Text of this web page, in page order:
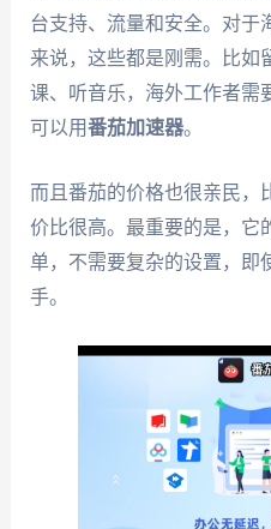
台支持、流量和安全。对于
来说，这些都是刚需。比如
课、听音乐，海外工作者需
可以用番茄加速器。
而且番茄的价格也很亲民，
价比很高。最重要的是，它
单，不需要复杂的设置，即
手。